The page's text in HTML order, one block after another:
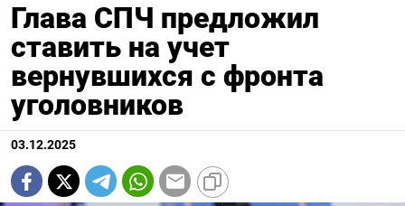
Глава СПЧ предложил
ставить на учет
вернувшихся с фронта
уголовников
03.12.2025